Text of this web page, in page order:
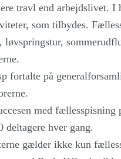
travl end arbejdslivet.
som tilbydes.
løvspringstur,
fortalte på
med
deltagere hver gang.
gælder ikke kun